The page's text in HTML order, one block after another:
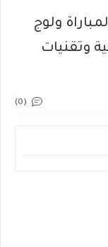
ولوج
وتقنيات
(0)